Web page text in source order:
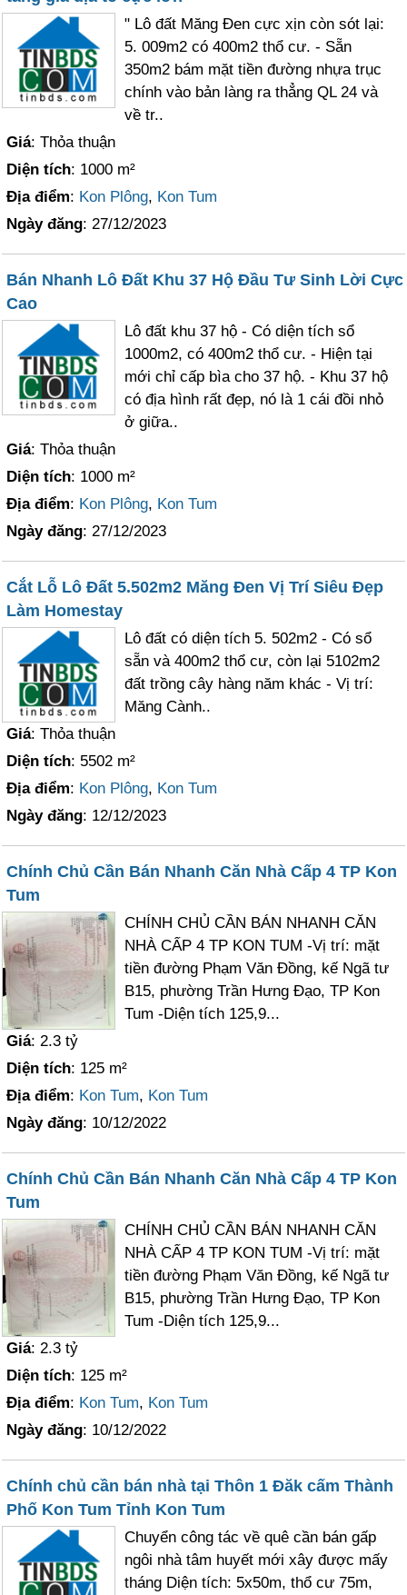
" Lô đất Măng Đen cực xịn còn sót lại:
5. 009m2 có 400m2 thổ cư. - Sẵn
350m2 bám mặt tiền đường nhựa trục
chính vào bản làng ra thẳng QL 24 và
về tr..
Giá: Thỏa thuận
Diện tích: 1000 m²
Địa điểm: Kon Plông, Kon Tum
Ngày đăng: 27/12/2023
Bán Nhanh Lô Đất Khu 37 Hộ Đầu Tư Sinh Lời Cực
Cao
Lô đất khu 37 hộ - Có diện tích sổ
1000m2, có 400m2 thổ cư. - Hiện tại
mới chỉ cấp bìa cho 37 hộ. - Khu 37 hộ
có địa hình rất đẹp, nó là 1 cái đồi nhỏ
ở giữa..
Giá: Thỏa thuận
Diện tích: 1000 m²
Địa điểm: Kon Plông, Kon Tum
Ngày đăng: 27/12/2023
Cắt Lỗ Lô Đất 5.502m2 Măng Đen Vị Trí Siêu Đẹp
Làm Homestay
Lô đất có diện tích 5. 502m2 - Có sổ
sẵn và 400m2 thổ cư, còn lại 5102m2
đất trồng cây hàng năm khác - Vị trí:
Măng Cành..
Giá: Thỏa thuận
Diện tích: 5502 m²
Địa điểm: Kon Plông, Kon Tum
Ngày đăng: 12/12/2023
Chính Chủ Cần Bán Nhanh Căn Nhà Cấp 4 TP Kon
Tum
CHÍNH CHỦ CẦN BÁN NHANH CĂN
NHÀ CẤP 4 TP KON TUM -Vị trí: mặt
tiền đường Phạm Văn Đồng, kế Ngã tư
B15, phường Trần Hưng Đạo, TP Kon
Tum -Diện tích 125,9...
Giá: 2.3 tỷ
Diện tích: 125 m²
Địa điểm: Kon Tum, Kon Tum
Ngày đăng: 10/12/2022
Chính Chủ Cần Bán Nhanh Căn Nhà Cấp 4 TP Kon
Tum
CHÍNH CHỦ CẦN BÁN NHANH CĂN
NHÀ CẤP 4 TP KON TUM -Vị trí: mặt
tiền đường Phạm Văn Đồng, kế Ngã tư
B15, phường Trần Hưng Đạo, TP Kon
Tum -Diện tích 125,9...
Giá: 2.3 tỷ
Diện tích: 125 m²
Địa điểm: Kon Tum, Kon Tum
Ngày đăng: 10/12/2022
Chính chủ cần bán nhà tại Thôn 1 Đăk cấm Thành
Phố Kon Tum Tỉnh Kon Tum
Chuyển công tác về quê cần bán gấp
ngôi nhà tâm huyết mới xây được mấy
tháng Diện tích: 5x50m, thổ cư 75m,